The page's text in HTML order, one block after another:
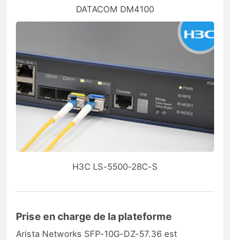
DATACOM DM4100
H3C LS-5500-28C-S
Prise en charge de la plateforme
Arista Networks SFP-10G-DZ-57.36 est